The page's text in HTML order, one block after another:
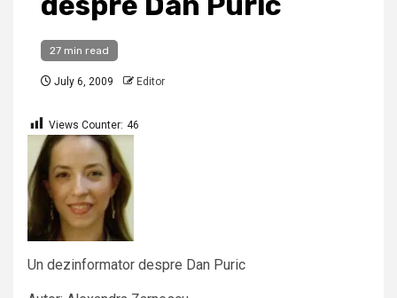
27 min read
July 6, 2009 Editor
Views Counter: 46
Un dezinformator despre Dan Puric